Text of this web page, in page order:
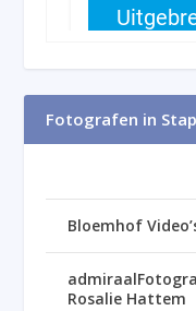
Fotografen in
Bloemhof
Rosalie Hattem